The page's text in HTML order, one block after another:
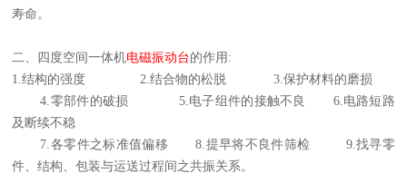
寿命。
二、 四度空间一体机电磁振动台的作用 :
1.结构的强度 2.结合物的松脱 3.保护材料的磨损
4. 零部件的破损 5. 电子组件的接触不良 6. 电路短路
及断续不稳
7. 各零件之标准值偏移 8. 提早将不良件筛检 9. 找寻零
件、结构、包装与运送过程间之共振关系。